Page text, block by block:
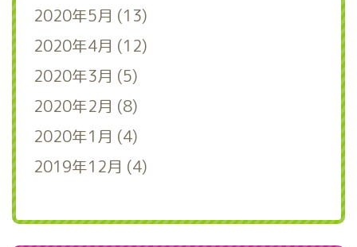
2020年5月 (13)
2020年4月 (12)
2020年3月 (5)
2020年2月 (8)
2020年1月 (4)
2019年12月 (4)